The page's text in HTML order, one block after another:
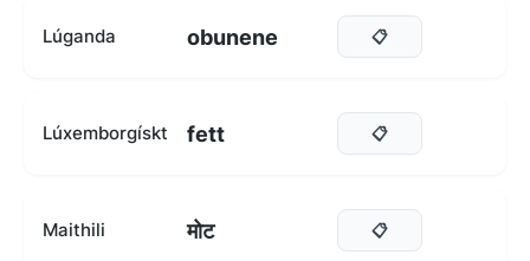
Lúganda obunene 📋
Lúxemborgískt fett 📋
Maithili मोट 📋